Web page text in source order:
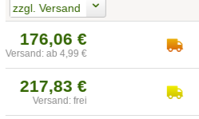
zzgl. Versand
176,06 €
Versand: ab 4,99 €
217,83 €
Versand: frei